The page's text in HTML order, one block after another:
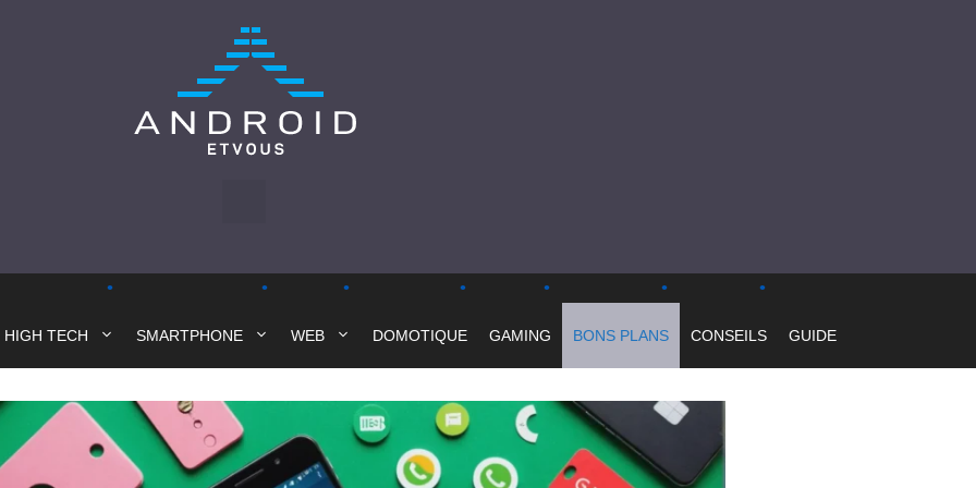
HIGH TECH SMARTPHONE WEB DOMOTIQUE GAMING BONS PLANS CONSEILS GUIDE